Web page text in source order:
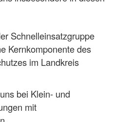
Schnelleinsatzgruppe
Kernkomponente des
im Landkreis
bei Klein- und
mit